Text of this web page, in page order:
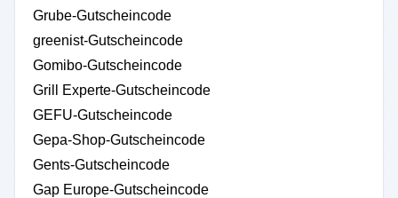
Grube-Gutscheincode
greenist-Gutscheincode
Gomibo-Gutscheincode
Grill Experte-Gutscheincode
GEFU-Gutscheincode
Gepa-Shop-Gutscheincode
Gents-Gutscheincode
Gap Europe-Gutscheincode